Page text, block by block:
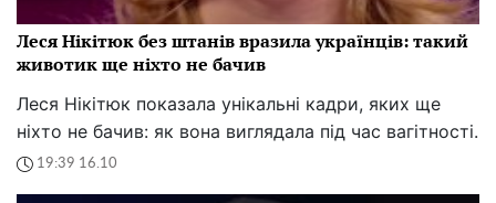
Леся Нікітюк без штанів вразила українців: такий
животик ще ніхто не бачив
Леся Нікітюк показала унікальні кадри, яких ще
ніхто не бачив: як вона виглядала під час вагітності.
19:39 16.10